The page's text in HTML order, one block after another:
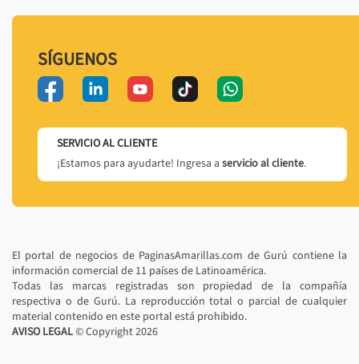
SÍGUENOS
SERVICIO AL CLIENTE
¡Estamos para ayudarte! Ingresa a servicio al cliente.
El portal de negocios de PaginasAmarillas.com de Gurú contiene la
información comercial de 11 países de Latinoamérica.
Todas las marcas registradas son propiedad de la compañía
respectiva o de Gurú. La reproducción total o parcial de cualquier
material contenido en este portal está prohibido.
AVISO LEGAL© Copyright2026